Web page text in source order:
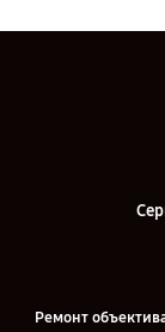
Ремонт